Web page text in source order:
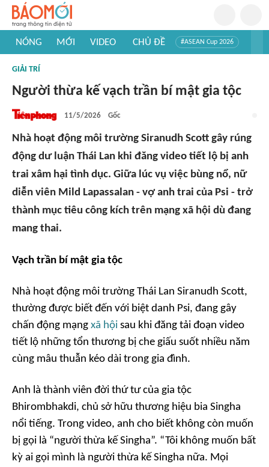
NÓNG MỚI VIDEO CHỦ ĐỀ #ASEAN Cup 2026
#Khám phá thế giới
GIẢI TRÍ
Người thừa kế vạch trần bí mật gia tộc
11/5/2026 Gốc
Nhà hoạt động môi trường Siranudh Scott gây rúng
động dư luận Thái Lan khi đăng video tiết lộ bị anh
trai xâm hại tình dục. Giữa lúc vụ việc bùng nổ, nữ
diễn viên Mild Lapassalan - vợ anh trai của Psi - trở
thành mục tiêu công kích trên mạng xã hội dù đang
mang thai.
Vạch trần bí mật gia tộc
Nhà hoạt động môi trường Thái Lan Siranudh Scott,
thường được biết đến với biệt danh Psi, đang gây
chấn động mạng xã hội sau khi đăng tải đoạn video
tiết lộ những tổn thương bị che giấu suốt nhiều năm
cùng mâu thuẫn kéo dài trong gia đình.
Anh là thành viên đời thứ tư của gia tộc
Bhirombhakdi, chủ sở hữu thương hiệu bia Singha
nổi tiếng. Trong video, anh cho biết không còn muốn
bị gọi là “người thừa kế Singha”. “Tôi không muốn bất
kỳ ai gọi mình là người thừa kế Singha nữa. Mọi